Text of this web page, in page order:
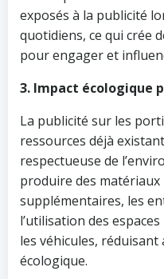
exposés à la publicité
quotidiens, ce qui crée
pour engager et
3. Impact écologique
La publicité sur les
ressources déjà
respectueuse de
produire des
supplémentaires, les
l’utilisation des
les véhicules,
écologique.